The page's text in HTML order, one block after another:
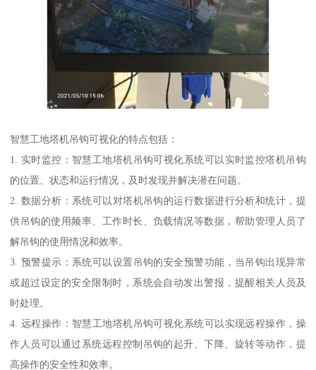
智慧工地塔机吊钩可视化的特点包括：
1. 实时监控：智慧工地塔机吊钩可视化系统可以实时监控塔机吊钩
的位置、状态和运行情况，及时发现并解决潜在问题。
2. 数据分析：系统可以对塔机吊钩的运行数据进行分析和统计，提
供吊钩的使用频率、工作时长、负载情况等数据，帮助管理人员了
解吊钩的使用情况和效率。
3. 预警提示：系统可以设置吊钩的安全预警功能，当吊钩出现异常
或超过设定的安全限制时，系统会自动发出警报，提醒相关人员及
时处理。
4. 远程操作：智慧工地塔机吊钩可视化系统可以实现远程操作，操
作人员可以通过系统远程控制吊钩的起升、下降、旋转等动作，提
高操作的安全性和效率。